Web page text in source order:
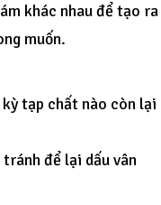
khác nhau để tạo ra
muốn.
tạp chất nào còn lại
để lại dấu vân